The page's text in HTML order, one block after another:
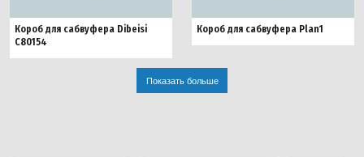
Короб для сабвуфера Dibeisi
C80154
Короб для сабвуфера Plan1
Показать больше